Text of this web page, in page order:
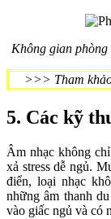
Không gian
>>> Tham
5. Các kỹ
Âm nhạc không
xả stress dễ ngủ.
điển, loại nhạc
những âm thanh
vào giấc ngủ và có